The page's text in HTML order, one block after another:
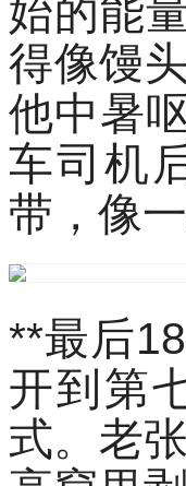
始的能
得像馒
他中暑
车司机
带，像
**最后
开到第
式。老